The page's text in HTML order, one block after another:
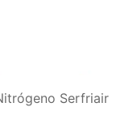
Serfriair